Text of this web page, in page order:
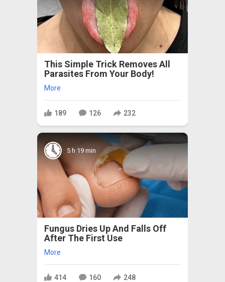
This Simple Trick Removes All
Parasites From Your Body!
More
189 126 232
5 h 19 min
Fungus Dries Up And Falls Off
After The First Use
More
414 160 248